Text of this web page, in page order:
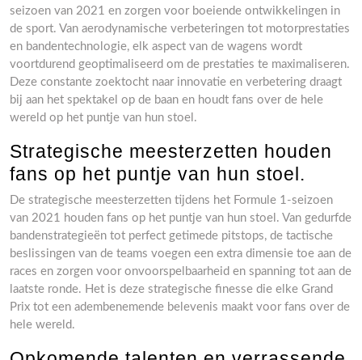
seizoen van 2021 en zorgen voor boeiende ontwikkelingen in
de sport. Van aerodynamische verbeteringen tot motorprestaties
en bandentechnologie, elk aspect van de wagens wordt
voortdurend geoptimaliseerd om de prestaties te maximaliseren.
Deze constante zoektocht naar innovatie en verbetering draagt
bij aan het spektakel op de baan en houdt fans over de hele
wereld op het puntje van hun stoel.
Strategische meesterzetten houden
fans op het puntje van hun stoel.
De strategische meesterzetten tijdens het Formule 1-seizoen
van 2021 houden fans op het puntje van hun stoel. Van gedurfde
bandenstrategieën tot perfect getimede pitstops, de tactische
beslissingen van de teams voegen een extra dimensie toe aan de
races en zorgen voor onvoorspelbaarheid en spanning tot aan de
laatste ronde. Het is deze strategische finesse die elke Grand
Prix tot een adembenemende belevenis maakt voor fans over de
hele wereld.